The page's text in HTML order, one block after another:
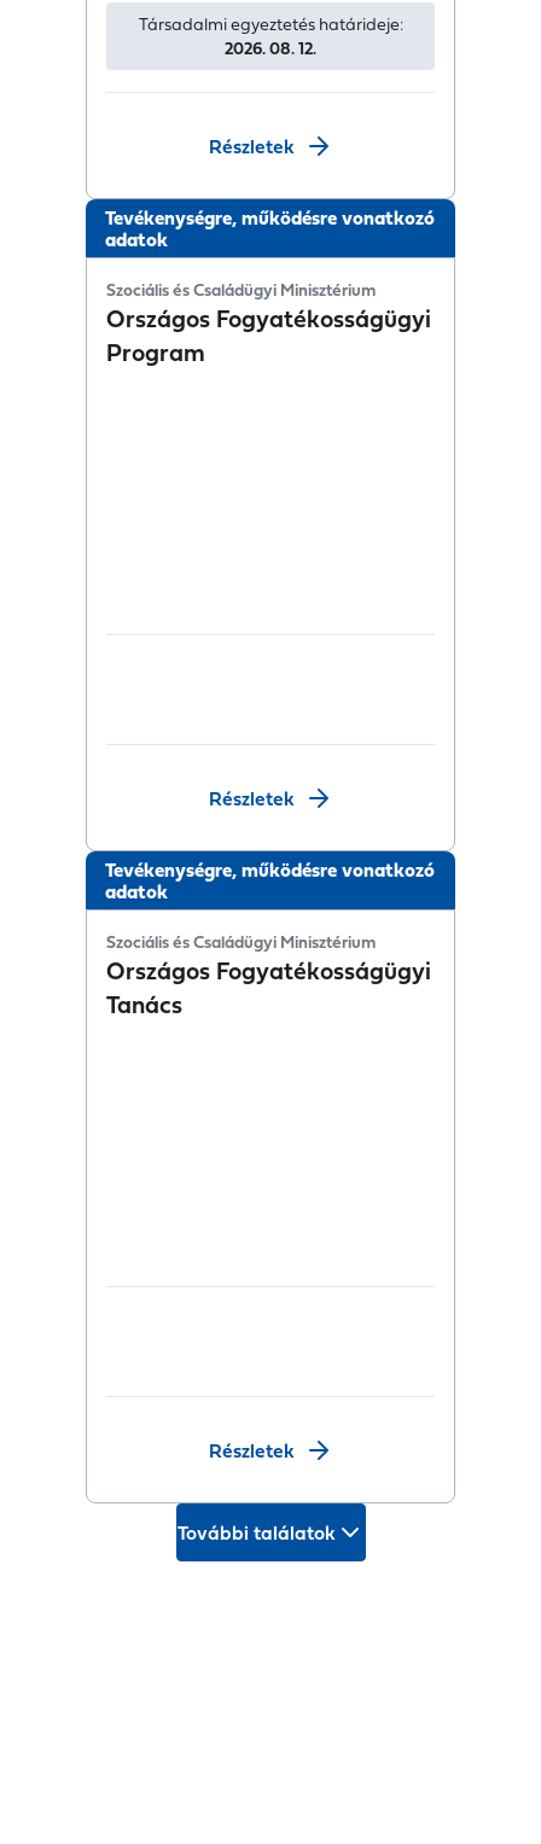
Társadalmi egyeztetés határideje:
2026. 08. 12.
Részletek
Tevékenységre, működésre vonatkozó
adatok
Szociális és Családügyi Minisztérium
Országos Fogyatékosságügyi
Program
Részletek
Tevékenységre, működésre vonatkozó
adatok
Szociális és Családügyi Minisztérium
Országos Fogyatékosságügyi
Tanács
Részletek
További találatok